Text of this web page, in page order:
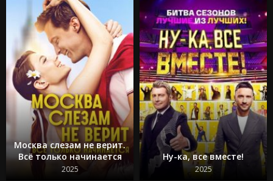
Москва слезам не верит.
Всё только начинается
2025
Ну-ка, все вместе!
2025